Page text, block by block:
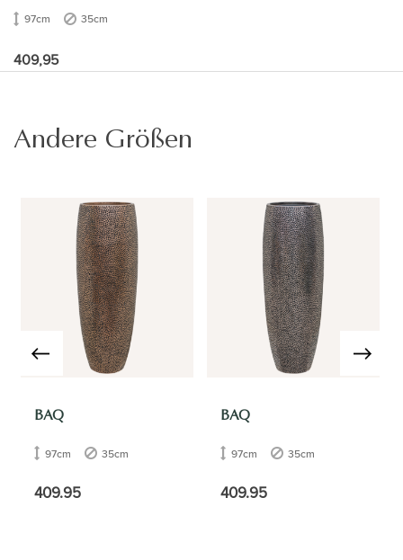
97cm 35cm
409,95
Andere Größen
BAQ
97cm 35cm
409.95
BAQ
97cm 35cm
409.95